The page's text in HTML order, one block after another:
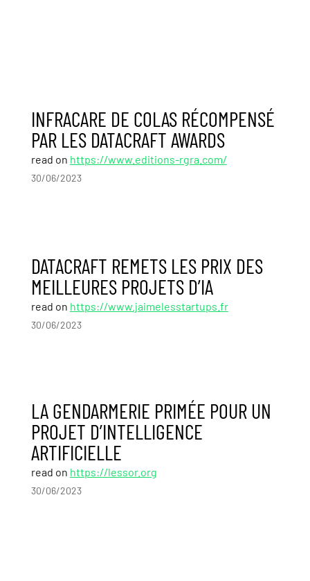
INFRACARE DE COLAS RÉCOMPENSÉ
PAR LES DATACRAFT AWARDS
read on https://www.editions-rgra.com/
30/06/2023
DATACRAFT REMETS LES PRIX DES
MEILLEURES PROJETS D’IA
read on https://www.jaimelesstartups.fr
30/06/2023
LA GENDARMERIE PRIMÉE POUR UN
PROJET D’INTELLIGENCE
ARTIFICIELLE
read on https://lessor.org
30/06/2023